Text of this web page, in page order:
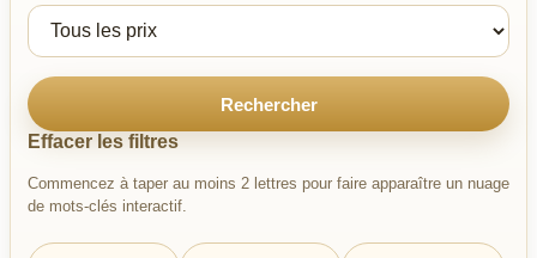
Rechercher
Effacer les filtres
Commencez à taper au moins 2 lettres pour faire apparaître un nuage
de mots-clés interactif.